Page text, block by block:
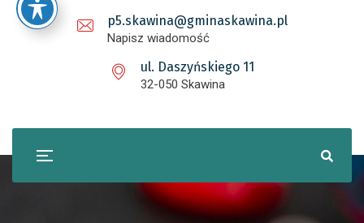
p5.skawina@gminaskawina.pl
Napisz wiadomość
ul. Daszyńskiego 11
32-050 Skawina